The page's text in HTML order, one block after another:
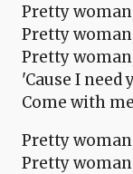
Pretty
Pretty
Pretty
'Cause I
Come with
Pretty
Pretty